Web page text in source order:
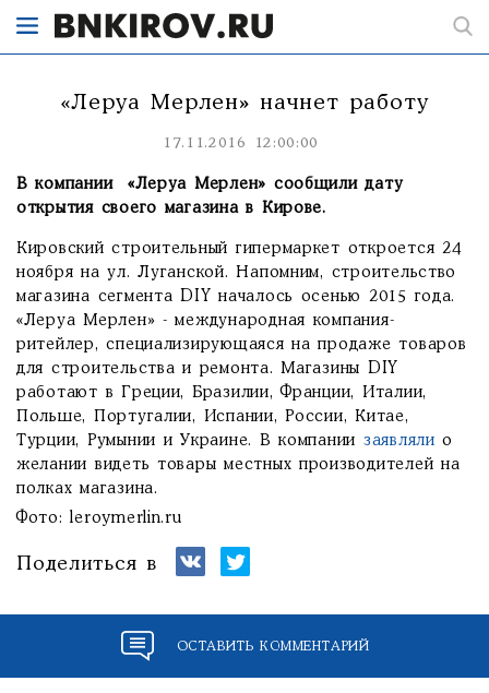
«Леруа Мерлен» начнет работу
17.11.2016 12:00:00
В компании «Леруа Мерлен» сообщили дату
открытия своего магазина в Кирове.
Кировский строительный гипермаркет откроется 24
ноября на ул. Луганской. Напомним, строительство
магазина сегмента DIY началось осенью 2015 года.
«Леруа Мерлен» - международная компания-
ритейлер, специализирующаяся на продаже товаров
для строительства и ремонта. Магазины DIY
работают в Греции, Бразилии, Франции, Италии,
Польше, Португалии, Испании, России, Китае,
Турции, Румынии и Украине. В компании заявляли о
желании видеть товары местных производителей на
полках магазина.
Фото: leroymerlin.ru
Поделиться в
ОСТАВИТЬ КОММЕНТАРИЙ